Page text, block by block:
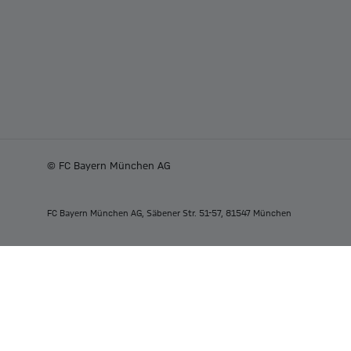
© FC Bayern München AG
FC Bayern München AG, Säbener Str. 51-57, 81547 München